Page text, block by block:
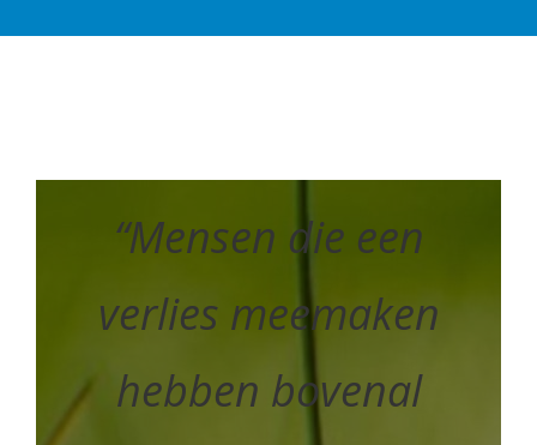
“Mensen die een
verlies meemaken
hebben bovenal